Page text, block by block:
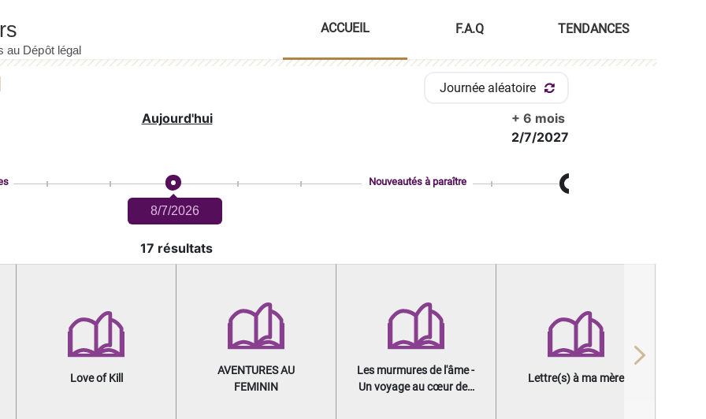
ACCUEIL F.A.Q TENDANCES
Journée aléatoire
Aujourd'hui
+ 6 mois
2/7/2027
8/7/2026
Nouveautés à paraître
17 résultats
Love of Kill
AVENTURES AU
FEMININ
Les murmures de l'âme -
Un voyage au cœur des
Lettre(s) à ma mère
Next